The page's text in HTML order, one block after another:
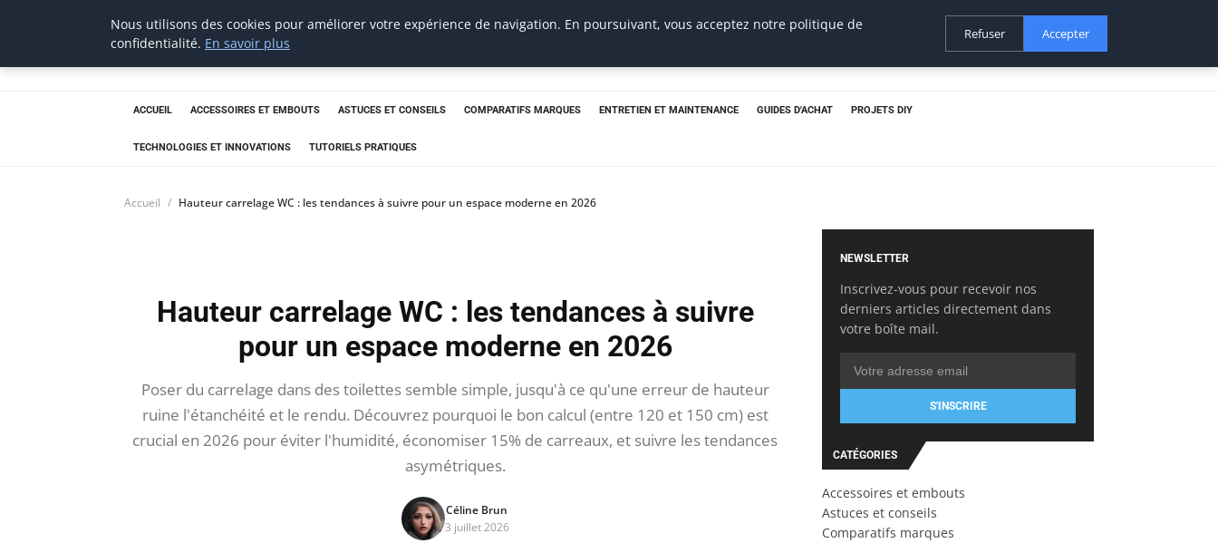
tournevis
malin
ACCUEIL ACCESSOIRES ET EMBOUTS ASTUCES ET CONSEILS COMPARATIFS MARQUES ENTRETIEN ET MAINTENANCE GUIDES D'ACHAT PROJETS DIY
TECHNOLOGIES ET INNOVATIONS TUTORIELS PRATIQUES
Accueil Hauteur carrelage WC : les tendances à suivre pour un espace moderne en 2026
Hauteur carrelage WC : les tendances à suivre
pour un espace moderne en 2026
Poser du carrelage dans des toilettes semble simple, jusqu'à ce qu'une erreur de hauteur
ruine l'étanchéité et le rendu. Découvrez pourquoi le bon calcul (entre 120 et 150 cm) est
crucial en 2026 pour éviter l'humidité, économiser 15% de carreaux, et suivre les tendances
asymétriques.
Céline Brun
3 juillet 2026
NEWSLETTER
Inscrivez-vous pour recevoir nos
derniers articles directement dans
votre boîte mail.
S'INSCRIRE
CATÉGORIES
Accessoires et embouts
Astuces et conseils
Comparatifs marques
Nous utilisons des cookies pour améliorer votre expérience de navigation. En poursuivant, vous acceptez notre politique de
confidentialité. En savoir plus
Refuser Accepter